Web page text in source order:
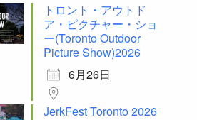
トロント・アウトド
ア・ピクチャー・ショ
ー(Toronto Outdoor
Picture Show)2026
6月26日
JerkFest Toronto 2026